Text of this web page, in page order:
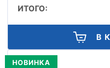
ИТОГО:
В
НОВИНКА